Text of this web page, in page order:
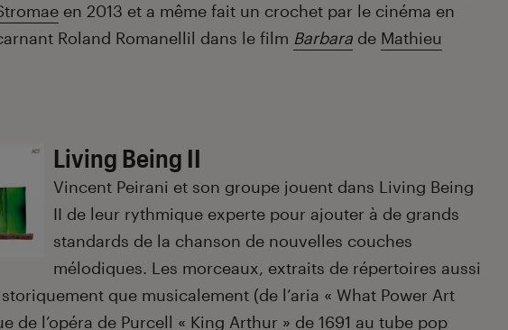
en 2013 et a même fait un crochet par le cinéma en
Roland Romanellil dans le film Barbara de Mathieu
Living Being II
Vincent Peirani et son groupe jouent dans Living Being
II de leur rythmique experte pour ajouter à de grands
standards de la chanson de nouvelles couches
mélodiques. Les morceaux, extraits de répertoires aussi
que musicalement (de l’aria « What Power Art
de l’opéra de Purcell « King Arthur » de 1691 au tube pop